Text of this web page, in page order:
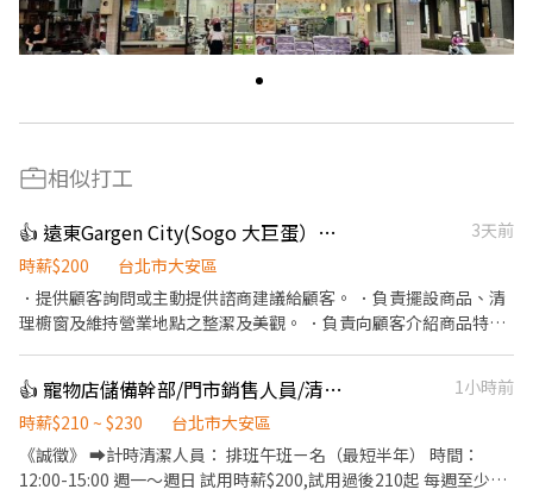
相似打工
👍 遠東Gargen City(Sogo 大巨蛋）門市人員
3天前
時薪$200
台北市大安區
．提供顧客詢問或主動提供諮商建議給顧客。 ．負責擺設商品、清
理櫥窗及維持營業地點之整潔及美觀。 ．負責向顧客介紹商品特
束營業前，統計銷售情形、盤點貨品存量及撰寫當日業務報表。
👍 寵物店儲備幹部/門市銷售人員/清潔人員/寵物沙龍人員/代班
1小時前
時薪$210 ~ $230
台北市大安區
《誠徵》 ➡️計時清潔人員： 排班午班ㄧ名（最短半年） 時間：
12:00-15:00 週一～週日 試用時薪$200,試用過後210起 每週至少排